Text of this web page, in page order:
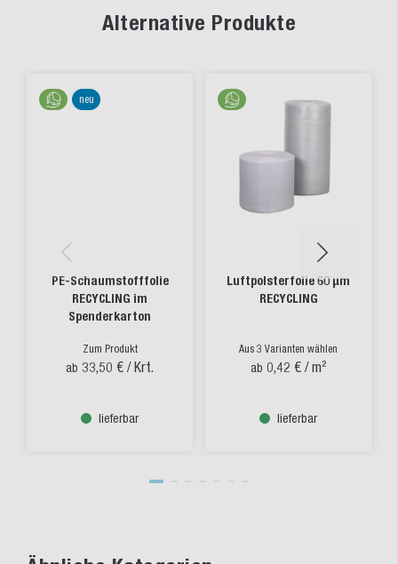
Alternative Produkte
neu
PE-Schaumstofffolie
RECYCLING im
Spenderkarton
Zum Produkt
ab 33,50 € / Krt.
lieferbar
Luftpolsterfolie 60 µm
RECYCLING
Aus 3 Varianten wählen
ab 0,42 € / m²
lieferbar